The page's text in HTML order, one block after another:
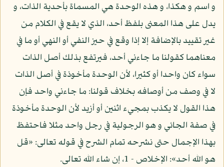
و اسم و هكذا، و هذه الوحدة هي المسماة بأحدية الذات، و
يدل على هذا المعنى بلفظ أحد، الذي لا يقع في الكلام من
غير تقييد بالإضافة إلا إذا وقع في حيز النفي أو النهي أو ما في
معناهما كقولنا ما جاءني أحد، فيرتفع بذلك أصل الذات
سواء كان واحدا أو كثيرا، لأن الوحدة مأخوذة في أصل الذات
لا في وصف من أوصافه بخلاف قولنا: ما جاءني واحد فإن
هذا القول لا يكذب بمجيء اثنين أو أزيد لأن الوحدة مأخوذة
في صفة الجائي و هو الرجولية في رجل واحد مثلا فاحتفظ
بهذا الإجمال حتى نشرحه تمام الشرح في قوله تعالى: «قل
هو الله أحد»: الإخلاص - 1، إن شاء الله تعالى.